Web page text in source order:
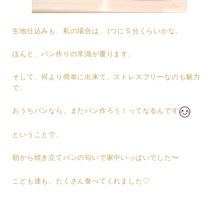
生地仕込みも、私の場合は、1つに５分くらいかな。
ほんと、パン作りの常識が覆ります。
そして、何より簡単に出来て、ストレスフリーなのも魅力
で。
おうちパンなら、またパン作ろう！ってなるんです
ということで、
朝から焼き立てパンの匂いで家中いっぱいでした〜
こども達も、たくさん食べてくれました♡